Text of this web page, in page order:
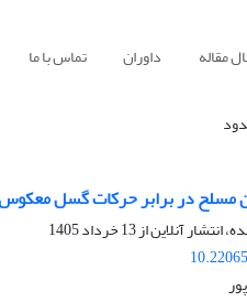
مقاله داوران تماس با ما
مسلح در برابر حرکات گسل
انتشار آنلاین از13 خرداد 1405